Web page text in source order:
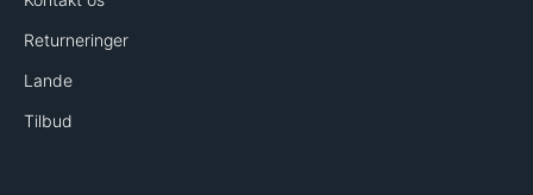
Returneringer
Lande
Tilbud